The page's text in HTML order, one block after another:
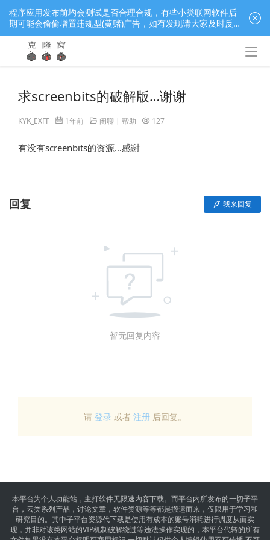
求screenbits的破解版…谢谢
KYK_EXFF 1年前 闲聊 | 帮助 127
有没有screenbits的资源…感谢
回复 我来回复
暂无回复内容
请 登录 或者 注册 后回复。
本平台为个人功能站，主打软件无限速内容下载。而平台内所发布的一切子平
台，云类系列产品，讨论文章，软件资源等等都是搬运而来，仅限用于学习和
研究目的。其中子平台资源代下载是使用有成本的账号消耗进行调度从而实
现，并非对该类网站的VIP机制破解绕过等违法操作实现的，本平台代转的所有
程序应用发布前均会测试是否合理合规，有些小类联网软件后
期可能会偷偷增置违规型(黄赌)广告，如有发现请大家及时反
馈窝长进行处理，共同监督维护良好的程序应用下载社区！